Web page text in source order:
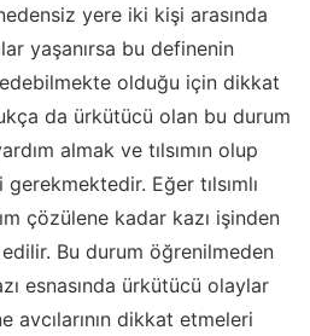
nedensiz yere iki kişi arasında
yaşanırsa bu definenin
edebilmekte olduğu için dikkat
da ürkütücü olan bu durum
almak ve tılsımın olup
gerekmektedir. Eğer tılsımlı
çözülene kadar kazı işinden
Bu durum öğrenilmeden
esnasında ürkütücü olaylar
avcılarının dikkat etmeleri